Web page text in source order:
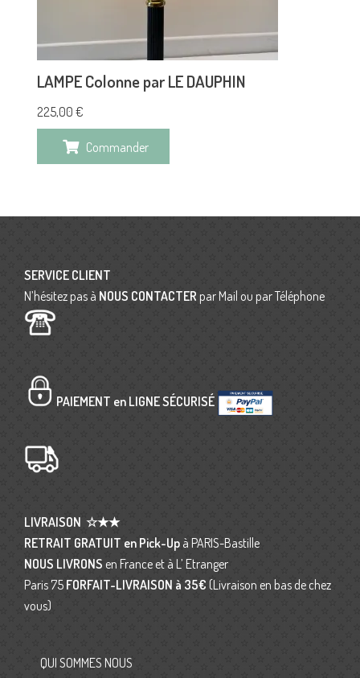
LAMPE Colonne par LE DAUPHIN
225,00 €
Commander
SERVICE CLIENT
N’hésitez pas à NOUS CONTACTER par Mail ou par Téléphone
PAIEMENT en LIGNE SÉCURISÉ
LIVRAISON ☆★★
RETRAIT GRATUIT en Pick-Up à PARIS-Bastille
NOUS LIVRONS en France et à L’ Etranger
Paris 75 FORFAIT-LIVRAISON à 35€ (Livraison en bas de chez
vous)
QUI SOMMES NOUS